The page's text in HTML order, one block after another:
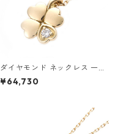
ダイヤモンド ネックレス 一粒
0.014ct K18 イエローゴール
ド 四葉 クローバーモチーフ ペ
¥64,730